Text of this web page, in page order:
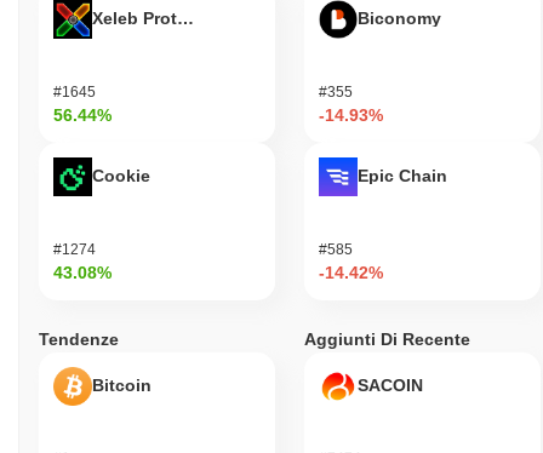
Xeleb Protocol
#1645
56.44%
Cookie
#1274
43.08%
Biconomy
#355
-14.93%
Epic Chain
#585
-14.42%
Tendenze
Bitcoin
Aggiunti Di Recente
SACOIN